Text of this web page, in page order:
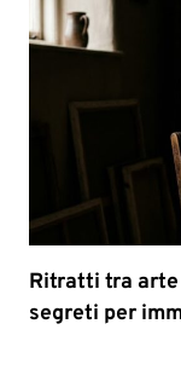
Ritratti tra
segreti per